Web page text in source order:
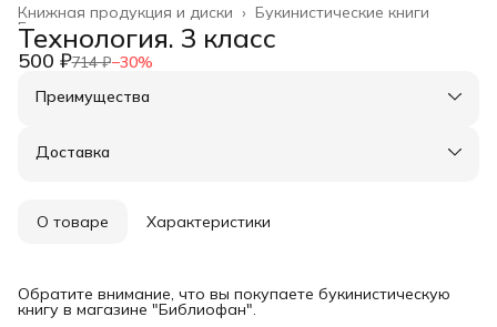
Букинистические книги
Книжная продукция и диски ›
Главная
Технология. 3 класс
500 ₽714 ₽−30%
Преимущества
Оплата частями в Сплит
Удобный возврат
Доставка
О товаре Характеристики
Обратите внимание, что вы покупаете букинистическую
книгу в магазине "Библиофан".